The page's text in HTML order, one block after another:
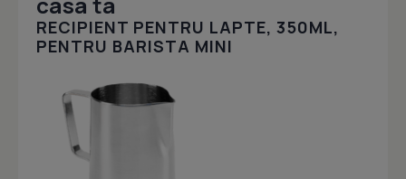
RECIPIENT PENTRU LAPTE, 350ML,
PENTRU BARISTA MINI